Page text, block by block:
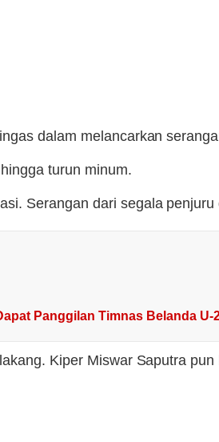
dalam melancarkan
turun minum.
Serangan dari segala
Panggilan Timnas Belanda U-
Kiper Miswar Saputra